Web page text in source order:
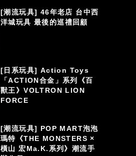
[潮流玩具] 46年老店 台中西
洋城玩具 最後的巡禮回顧
[日系玩具] Action Toys
「ACTION合金」系列《百
獸王》VOLTRON LION
FORCE
[潮流玩具] POP MART泡泡
瑪特《THE MONSTERS ×
橫山 宏Ma.K.系列》潮流手